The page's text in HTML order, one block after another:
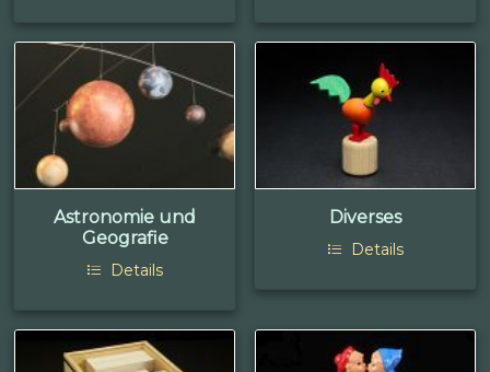
Astronomie und
Geografie
Details
Diverses
Details